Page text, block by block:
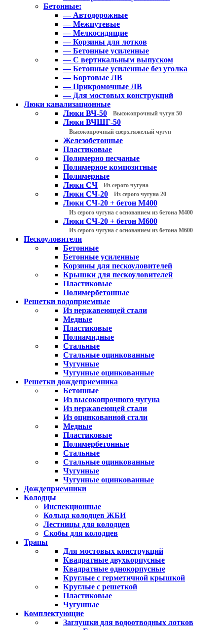
Бетонные:
— Автодорожные
— Межпутевые
— Мелкосидящие
— Корзины для лотков
— Бетонные усиленные
— С вертикальным выпуском
— Бетонные усиленные без уголка
— Бортовые ЛВ
— Прикромочные ЛВ
— Для мостовых конструкций
Люки канализационные
Люки ВЧ-50
Высокопрочный чугун 50
Люки ВЧШГ-50
Высокопрочный сверхтяжелый чугун
Железобетонные
Пластиковые
Полимерно песчаные
Полимерное композитные
Полимерные
Люки СЧ
Из серого чугуна
Люки СЧ-20 Из серого чугуна 20
Люки СЧ-20 + бетон М400
Из серого чугуна с основанием из бетона М400
Люки СЧ-20 + бетон М600
Из серого чугуна с основанием из бетона М600
Пескоуловители
Бетонные
Бетонные усиленные
Корзины для пескоуловителей
Крышки для пескоуловителей
Пластиковые
Полимербетонные
Решетки водоприемные
Из нержавеющей стали
Медные
Пластиковые
Полиамидные
Стальные
Стальные оцинкованные
Чугунные
Чугунные оцинкованные
Решетки дождеприемника
Бетонные
Из высокопрочного чугуна
Из нержавеющей стали
Из оцинкованной стали
Медные
Пластиковые
Полимербетонные
Стальные
Стальные оцинкованные
Чугунные
Чугунные оцинкованные
Дождеприемники
Колодцы
Инспекционные
Кольца колодцев ЖБИ
Лестницы для колодцев
Скобы для колодцев
Трапы
Для мостовых конструкций
Квадратные двухкорпусные
Квадратные однокорпусные
Круглые с герметичной крышкой
Круглые с решеткой
Пластиковые
Чугунные
Комплектующие
Заглушки для водоотводных лотков